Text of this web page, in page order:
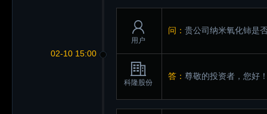
02-10 15:00
用户
问： 贵公司纳米氧化铈是
科隆股份
答： 尊敬的投资者，您好